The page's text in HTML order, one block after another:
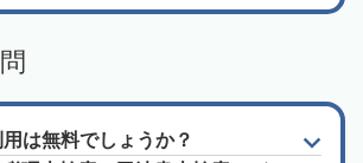
は無料でしょうか？